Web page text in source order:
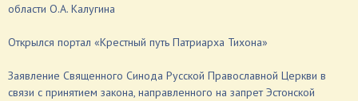
области О.А. Калугина
Открылся портал «Крестный путь Патриарха Тихона»
Заявление Священного Синода Русской Православной Церкви в
связи с принятием закона, направленного на запрет Эстонской